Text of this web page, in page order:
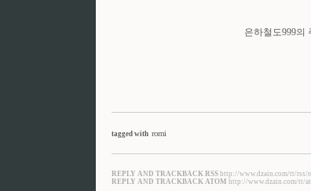
은하철도999의
tagged with romi
REPLY AND TRACKBACK RSS http://www.dzain.com/tt/rss/
REPLY AND TRACKBACK ATOM
http://www.dzain.com/tt/